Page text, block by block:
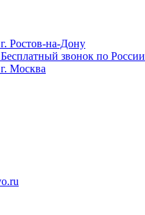
г. Ростов-на-Дону
Бесплатный звонок по России
г. Москва